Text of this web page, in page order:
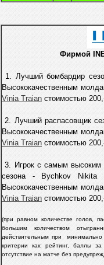
Фирмой
1. Лучший бомбардир
Высококачественным
Vinia Traian стоимостью
2. Лучший распасовщик
Высококачественным
Vinia Traian стоимостью
3. Игрок с самым высоким
сезона - Bychkov
Высококачественным
Vinia Traian стоимостью
(при равном количестве голов,
большим количеством
действительным при минимально
критерии как: рейтинг, баллы
отсутствие на матче без